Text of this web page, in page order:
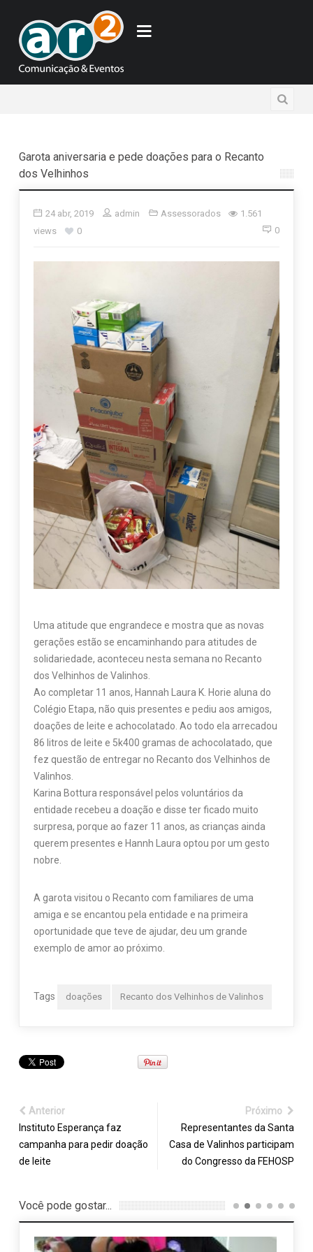
Garota aniversaria e pede doações para o Recanto
dos Velhinhos
24 abr, 2019 admin Assessorados
1.561
views
0 0
Uma atitude que engrandece e mostra que as novas
gerações estão se encaminhando para atitudes de
solidariedade, aconteceu nesta semana no Recanto
dos Velhinhos de Valinhos.
Ao completar 11 anos, Hannah Laura K. Horie aluna do
Colégio Etapa, não quis presentes e pediu aos amigos,
doações de leite e achocolatado. Ao todo ela arrecadou
86 litros de leite e 5k400 gramas de achocolatado, que
fez questão de entregar no Recanto dos Velhinhos de
Valinhos.
Karina Bottura responsável pelos voluntários da
entidade recebeu a doação e disse ter ficado muito
surpresa, porque ao fazer 11 anos, as crianças ainda
querem presentes e Hannh Laura optou por um gesto
nobre.
A garota visitou o Recanto com familiares de uma
amiga e se encantou pela entidade e na primeira
oportunidade que teve de ajudar, deu um grande
exemplo de amor ao próximo.
Tags doações Recanto dos Velhinhos de Valinhos
Anterior
Instituto Esperança faz
campanha para pedir doação
de leite
Próximo
Representantes da Santa
Casa de Valinhos participam
do Congresso da FEHOSP
Você pode gostar...